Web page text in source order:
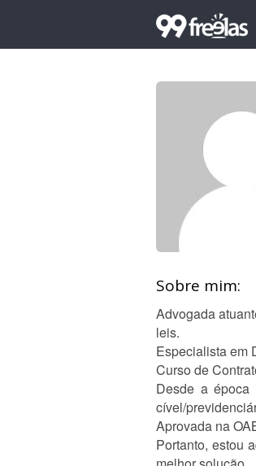
Sobre mim:
Advogada
leis.
Especialista em
Curso de
Desde a época
cível/
Aprovada na
Portanto, estou